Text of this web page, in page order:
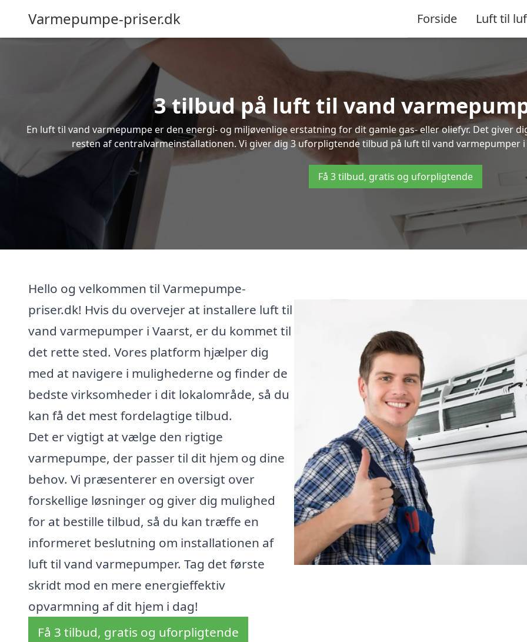
Varmepumpe-priser.dk Forside Luft til
3 tilbud på luft til vand
En luft til vand varmepumpe er den energi- og miljøvenlige erstatning for dit gamle gas- eller oliefyr. Det giver
resten af centralvarmeinstallationen. Vi giver dig 3 uforpligtende tilbud på luft til vand varmepumper
Få 3 tilbud, gratis og uforpligtende
Hello og velkommen til Varmepumpe-
priser.dk! Hvis du overvejer at installere luft til
vand varmepumper i Vaarst, er du kommet til
det rette sted. Vores platform hjælper dig
med at navigere i mulighederne og finder de
bedste virksomheder i dit lokalområde, så du
kan få det mest fordelagtige tilbud.
Det er vigtigt at vælge den rigtige
varmepumpe, der passer til dit hjem og dine
behov. Vi præsenterer en oversigt over
forskellige løsninger og giver dig mulighed
for at bestille tilbud, så du kan træffe en
informeret beslutning om installationen af
luft til vand varmepumper. Tag det første
skridt mod en mere energieffektiv
opvarmning af dit hjem i dag!
Få 3 tilbud, gratis og uforpligtende